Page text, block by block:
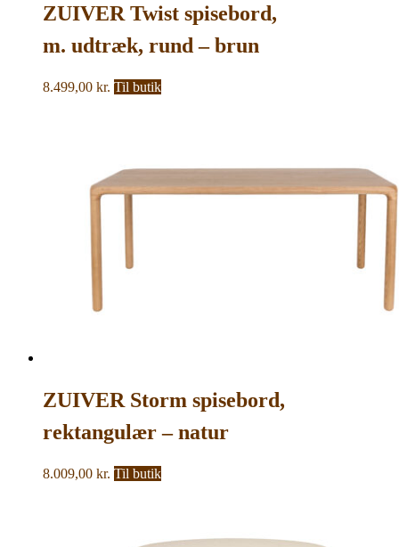
ZUIVER Twist spisebord,
m. udtræk, rund – brun
valnøddefinér (Ø120)
8.499,00 kr. Til butik
ZUIVER Storm spisebord,
rektangulær – natur
asketræ (160×90)
8.009,00 kr. Til butik